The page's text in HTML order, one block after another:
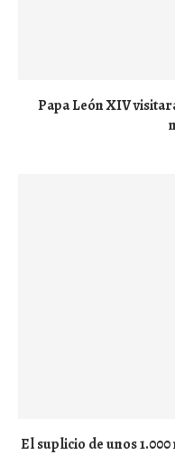
Papa León XIV
El suplicio de unos